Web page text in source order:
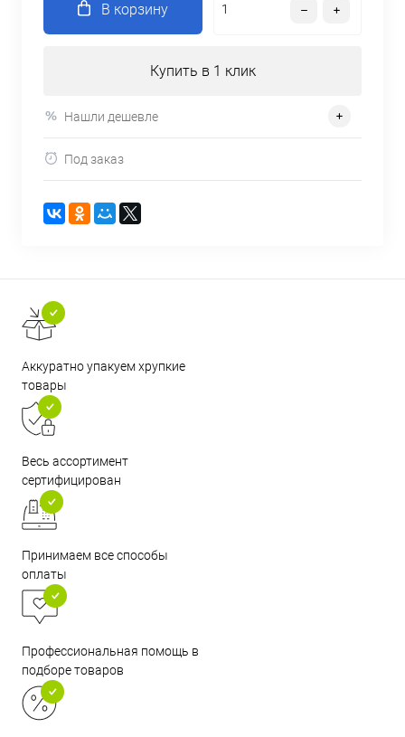
В корзину
Купить в 1 клик
Нашли дешевле
Под заказ
Аккуратно упакуем хрупкие
товары
Весь ассортимент
сертифицирован
Принимаем все способы
оплаты
Профессиональная помощь в
подборе товаров